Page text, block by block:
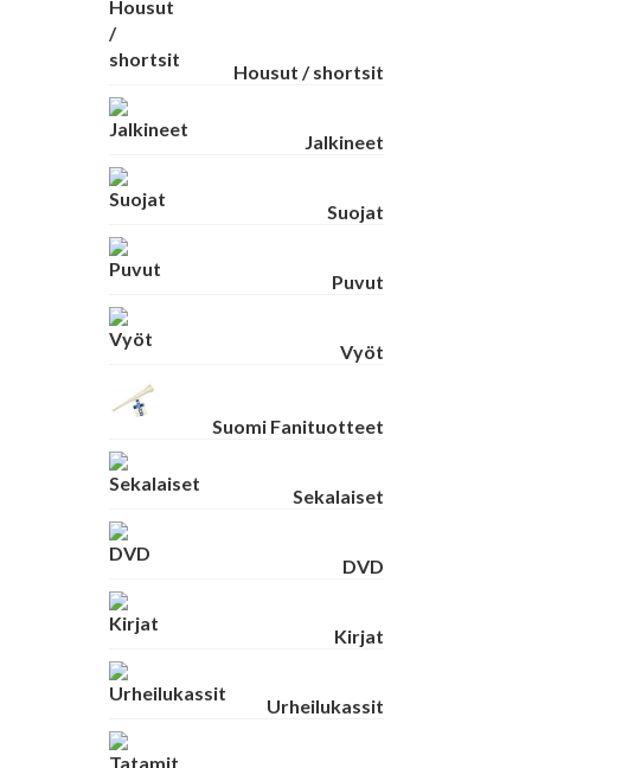
Housut / shortsit
Jalkineet
Suojat
Puvut
Vyöt
Suomi Fanituotteet
Sekalaiset
DVD
Kirjat
Urheilukassit